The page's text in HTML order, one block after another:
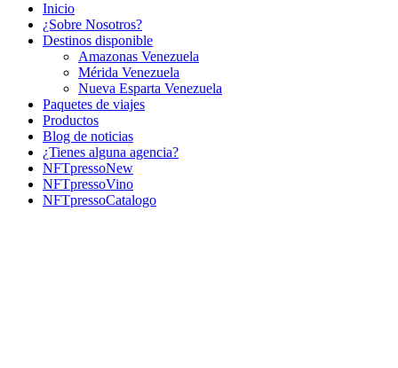
Inicio
¿Sobre Nosotros?
Destinos disponible
Amazonas Venezuela
Mérida Venezuela
Nueva Esparta Venezuela
Paquetes de viajes
Productos
Blog de noticias
¿Tienes alguna agencia?
NFTpressoNew
NFTpressoVino
NFTpressoCatalogo